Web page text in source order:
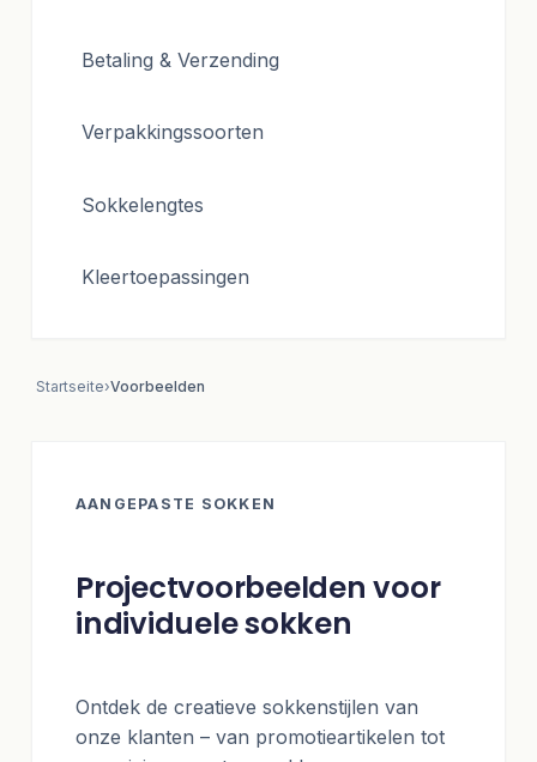
Betaling & Verzending
Verpakkingssoorten
Sokkelengtes
Kleertoepassingen
Startseite›Voorbeelden
AANGEPASTE SOKKEN
Projectvoorbeelden voor
individuele sokken
Ontdek de creatieve sokkenstijlen van
onze klanten – van promotieartikelen tot